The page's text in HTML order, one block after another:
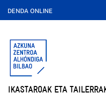
DENDA ONLINE
IKASTAROAK ETA